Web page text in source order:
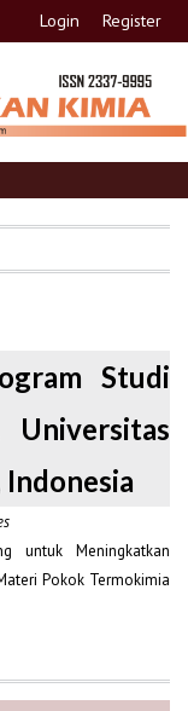
Login Register
Studi
Universitas
untuk Meningkatkan
Pokok Termokimia